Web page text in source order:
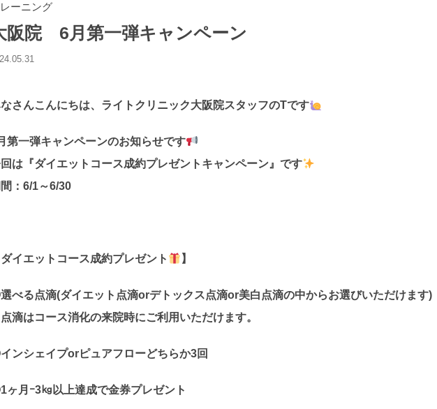
ーニング
阪院 6月第一弾キャンペーン
さんこんにちは、ライトクリニック大阪院スタッフのTです
第一弾キャンペーンのお知らせです
は『ダイエットコース成約プレゼントキャンペーン』です
：6/1～6/30
イエットコース成約プレゼント 】
べる点滴(ダイエット点滴orデトックス点滴or美白点滴の中からお選びいただけます)
滴はコース消化の来院時にご利用いただけます。
ンシェイプorピュアフローどちらか3回
ヶ月ｰ3㎏以上達成で金券プレゼント